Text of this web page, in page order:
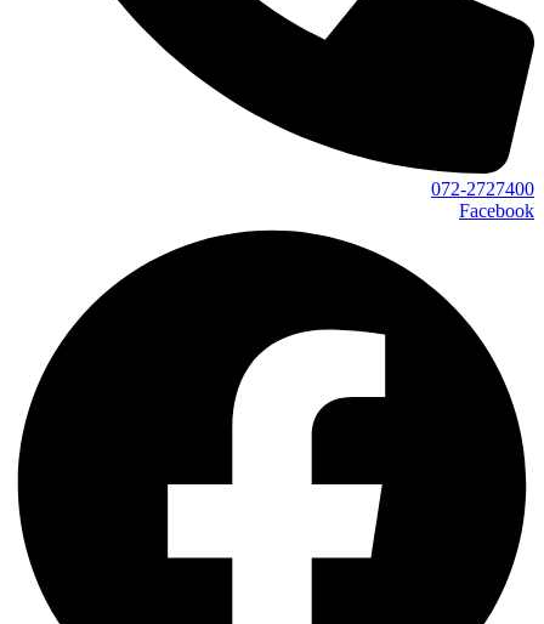
072-2727400
Facebook